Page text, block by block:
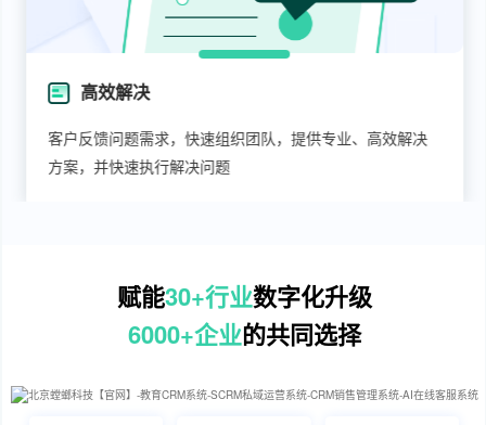
高效解决
客户反馈问题需求，快速组织团队，提供专业、高效解决
方案，并快速执行解决问题
赋能30+行业数字化升级
6000+企业的共同选择